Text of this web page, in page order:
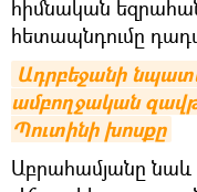
հիմնական
հետապնդումը
Ադրբեջանի
ամբողջական
Պուտինի խոսքը
Աբրահամյանը նաև